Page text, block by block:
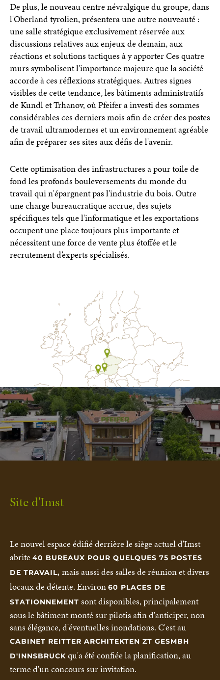
De plus, le nouveau centre névralgique du groupe, dans
l'Oberland tyrolien, présentera une autre nouveauté :
une salle stratégique exclusivement réservée aux
discussions relatives aux enjeux de demain, aux
réactions et solutions tactiques à y apporter Ces quatre
murs symbolisent l'importance majeure que la société
accorde à ces réflexions stratégiques. Autres signes
visibles de cette tendance, les bâtiments administratifs
de Kundl et Trhanov, où Pfeifer a investi des sommes
considérables ces derniers mois afin de créer des postes
de travail ultramodernes et un environnement agréable
afin de préparer ses sites aux défis de l'avenir.
Cette optimisation des infrastructures a pour toile de
fond les profonds bouleversements du monde du
travail qui n'épargnent pas l'industrie du bois. Outre
une charge bureaucratique accrue, des sujets
spécifiques tels que l'informatique et les exportations
occupent une place toujours plus importante et
nécessitent une force de vente plus étoffée et le
recrutement d’experts spécialisés.
Site d'Imst
Le nouvel espace édifié derrière le siège actuel d'Imst
abrite 40 BUREAUX POUR QUELQUES 75 POSTES
DE TRAVAIL, mais aussi des salles de réunion et divers
locaux de détente. Environ 60 PLACES DE
STATIONNEMENT sont disponibles, principalement
sous le bâtiment monté sur pilotis afin d'anticiper, non
sans élégance, d'éventuelles inondations. C'est au
CABINET REITTER ARCHITEKTEN ZT GESMBH
D'INNSBRUCK qu'a été confiée la planification, au
terme d'un concours sur invitation.